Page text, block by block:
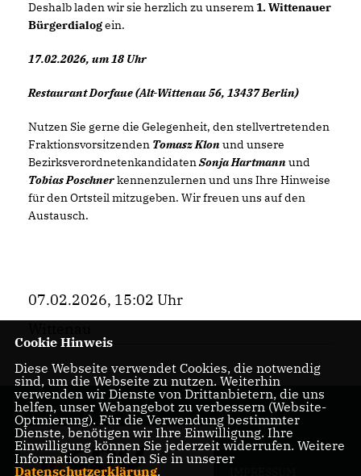
Deshalb laden wir sie herzlich zu unserem 1. Wittenauer
Bürgerdialogein.
17.02.2026, um 18 Uhr
Restaurant Dorfaue (Alt-Wittenau 56, 13437 Berlin)
Nutzen Sie gerne die Gelegenheit, den stellvertretenden
Fraktionsvorsitzenden Tomasz Klonund unsere
BezirksverordnetenkandidatenSonja Hartmannund
Tobias Poschnerkennenzulernen und uns Ihre Hinweise
für den Ortsteil mitzugeben. Wir freuen uns auf den
Austausch.
07.02.2026, 15:02 Uhr
Cookie Hinweis
Diese Webseite verwendet Cookies, die notwendig
sind, um die Webseite zu nutzen. Weiterhin
verwenden wir Dienste von Drittanbietern, die uns
helfen, unser Webangebot zu verbessern (Website-
Optmierung). Für die Verwendung bestimmter
Dienste, benötigen wir Ihre Einwilligung. Ihre
Einwilligung können Sie jederzeit widerrufen. Weitere
Informationen finden Sie in unserer
Datenschutzerklärung.